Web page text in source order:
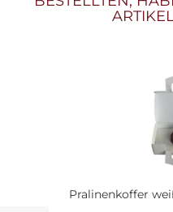
Pralinenkoffer